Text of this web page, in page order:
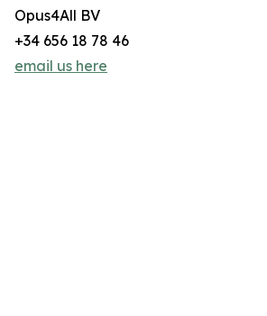
Opus4All BV
+34 656 18 78 46
email us here